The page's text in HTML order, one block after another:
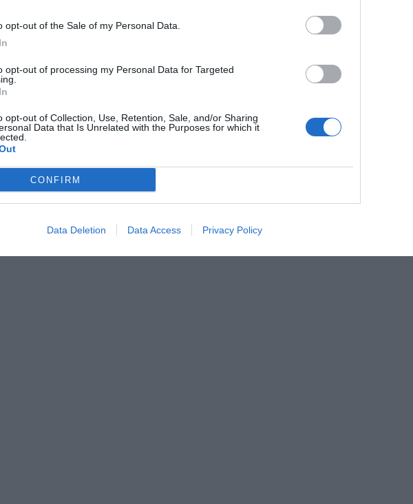
opt-out of the Sale of my Personal Data.
opt-out of processing my Personal Data for Targeted
opt-out of Collection, Use, Retention, Sale, and/or Sharing
Data that Is Unrelated with the Purposes for which it
CONFIRM
Data Deletion Data Access Privacy Policy
stia lontana dalla serie A la mia ex squadra
società che mi ha portato in Italia e questo non
tanto affetto i cori dei tifosi biancocelesti nei miei
molto presto magari per trattare la cessione dei
della tua squadra. Attiva
DAZN!